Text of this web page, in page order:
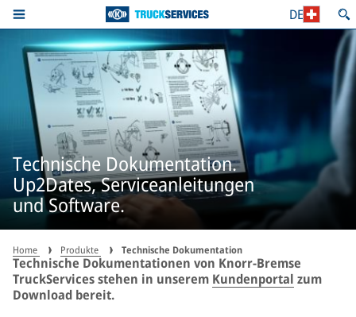
DE
Technische Dokumentation.
Up2Dates, Serviceanleitungen
und Software.
Home Produkte Technische Dokumentation
Technische Dokumentationen von Knorr-Bremse
TruckServices stehen in unserem Kundenportal zum
Download bereit.